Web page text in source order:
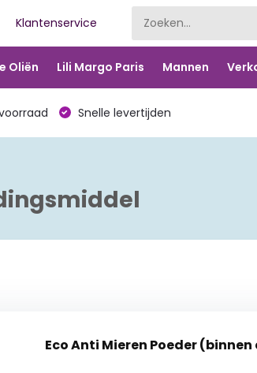
Klantenservice
Oliën Lili Margo Paris Mannen
Snelle levertijden
Eco Anti Mieren Poeder